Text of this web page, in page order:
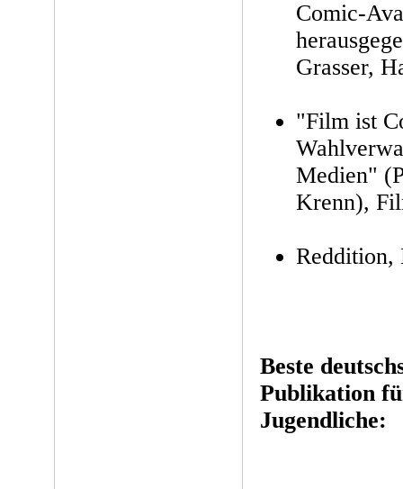
Comic-
Grasser,
"Film ist
Medien"
Krenn),
Reddition,
Beste
Publikation
Jugendliche: